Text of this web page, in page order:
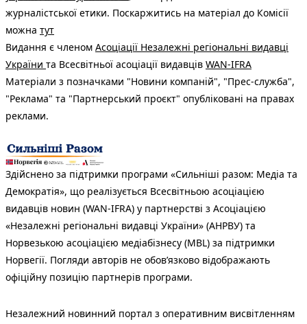
журналістської етики. Поскаржитись на матеріал до Комісії
можна тут
Видання є членом Асоціації Незалежні регіональні видавці
України та Всесвітньої асоціації видавців WAN-IFRA
Матеріали з позначками "Новини компаній", "Прес-служба",
"Реклама" та "Партнерський проєкт" опубліковані на правах
реклами.
Здійснено за підтримки програми «Сильніші разом: Медіа та
Демократія», що реалізується Всесвітньою асоціацією
видавців новин (WAN-IFRA) у партнерстві з Асоціацією
«Незалежні регіональні видавці України» (АНРВУ) та
Норвезькою асоціацією медіабізнесу (MBL) за підтримки
Норвегії. Погляди авторів не обов’язково відображають
офіційну позицію партнерів програми.
Незалежний новинний портал з оперативним висвітленням